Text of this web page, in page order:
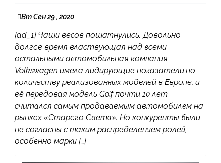
Вт Сен 29 , 2020
[ad_1] Чаши весов пошатнулись. Довольно
долгое время властвующая над всеми
остальными автомобильная компания
Volkswagen имела лидирующие показатели по
количеству реализованных моделей в Европе, и
её передовая модель Golf почти 10 лет
считался самым продаваемым автомобилем на
рынках «Старого Света». Но конкуренты были
не согласны с таким распределением ролей,
особенно марки […]